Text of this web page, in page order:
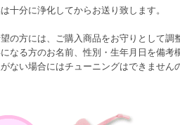
十分に浄化してからお送り致します。
の方には、ご購入商品をお守りとして調
なる方のお名前、性別・生年月日を備考
がない場合にはチューニングはできません